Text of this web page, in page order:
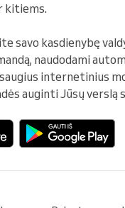
kitiems.
savo kasdienybę
naudodami
internetinius
auginti Jūsų verslą